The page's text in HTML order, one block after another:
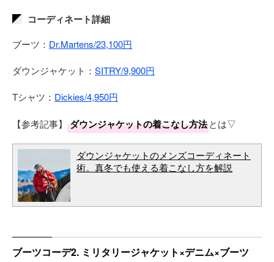
コーディネート詳細
ブーツ： Dr.Martens/23,100円
ダウンジャケット： SITRY/9,900円
Tシャツ： Dickies/4,950円
【参考記事】 ダウンジャケットの着こなし方法とは▽
ダウンジャケットのメンズコーディネート
術。真冬でも使える着こなし方を解説
ブーツコーデ2. ミリタリージャケット×デニム×ブーツ